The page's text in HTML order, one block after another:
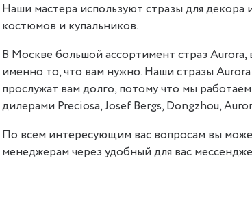
Наши мастера используют стразы для декора
костюмов и купальников.
В Москве большой ассортимент страз
именно то, что вам нужно. Наши стразы
прослужат вам долго, потому что мы
дилерами Preciosa, Josef Bergs, Dongzhou,
По всем интересующим вас вопросам вы
менеджерам через удобный для вас